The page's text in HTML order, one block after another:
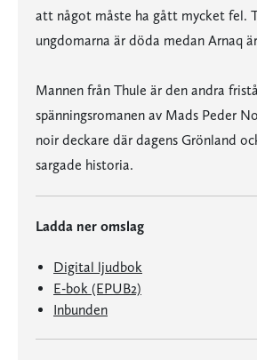
att något måste ha gått mycket fel.
ungdomarna är döda medan Arnaq
Mannen från Thule är den andra
spänningsromanen av Mads Peder
noir deckare där dagens Grönland
sargade historia.
Ladda ner omslag
Digital ljudbok
E-bok (EPUB2)
Inbunden